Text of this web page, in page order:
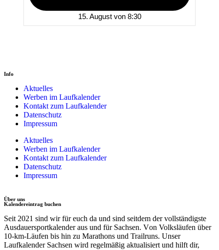
15. August von 8:30
Info
Aktuelles
Werben im Laufkalender
Kontakt zum Laufkalender
Datenschutz
Impressum
Aktuelles
Werben im Laufkalender
Kontakt zum Laufkalender
Datenschutz
Impressum
Über uns
Kalendereintrag buchen
Seit 2021 sind wir für euch da und sind seitdem der vollständigste
Ausdauersportkalender aus und für Sachsen. Von Volksläufen über
10-km-Läufen bis hin zu Marathons und Trailruns. Unser
Laufkalender Sachsen wird regelmäßig aktualisiert und hilft dir,